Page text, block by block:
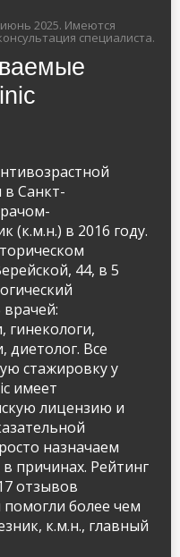
2025. Имеются
специалиста.
Санкт-
(к.м.н.) в 2016 году.
44, в 5
гинекологи,
диетолог. Все
стажировку у
имеет
лицензию и
назначаем
причинах. Рейтинг
отзывов
более чем
к.м.н., главный